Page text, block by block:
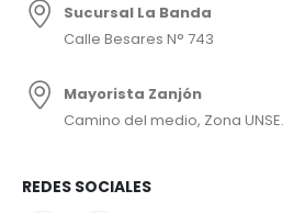
Sucursal La Banda
Calle Besares N° 743
Mayorista Zanjón
Camino del medio, Zona UNSE.
REDES SOCIALES